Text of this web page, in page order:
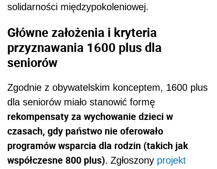
solidarności międzypokoleniowej.
Główne założenia i kryteria
przyznawania 1600 plus dla
seniorów
Zgodnie z obywatelskim konceptem, 1600 plus
dla seniorów miało stanowić formę
rekompensaty za wychowanie dzieci w
czasach, gdy państwo nie oferowało
programów wsparcia dla rodzin (takich jak
współczesne 800 plus). Zgłoszony projekt